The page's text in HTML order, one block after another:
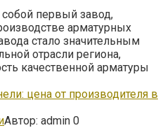
первый завод,
арматурных
стало значительным
отрасли региона,
качественной арматуры
цена от производителя в
Автор: admin 0